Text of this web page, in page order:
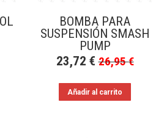
BOMBA PARA
SUSPENSIÓN SMASH
PUMP
23,72 € 26,95€
Añadir al carrito